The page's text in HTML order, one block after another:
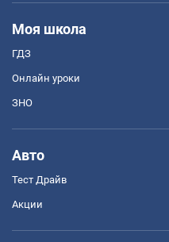
Моя школа
ГДЗ
Онлайн уроки
ЗНО
Авто
Тест Драйв
Акции